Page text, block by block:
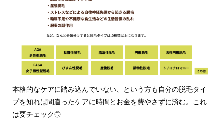
本格的なケアに踏み込んでいない、という方も自分の脱毛タイ
プを知れば間違ったケアに時間とお金を費やさずに済む。これ
は要チェック◎